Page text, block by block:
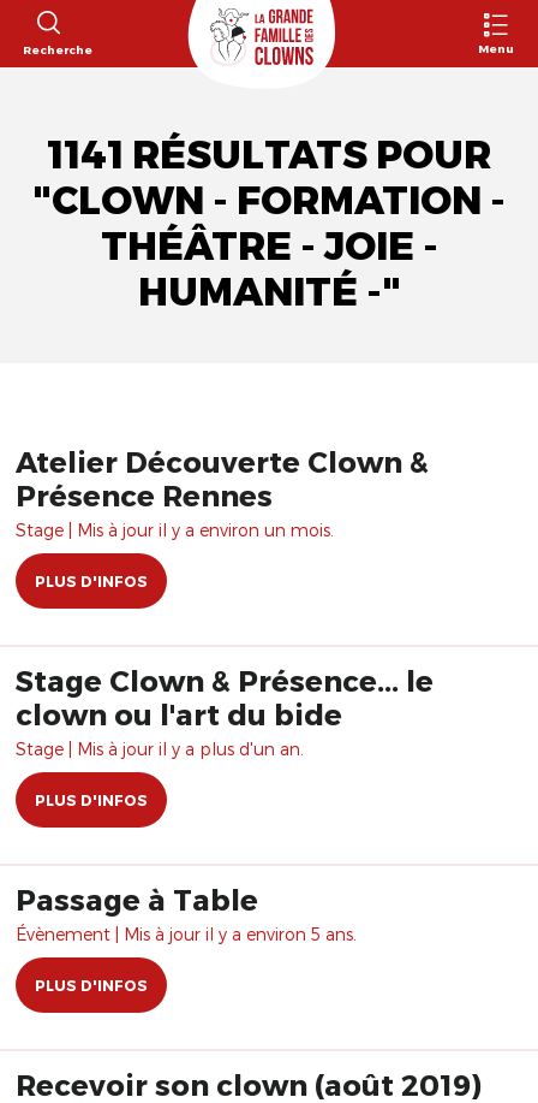
Recherche Menu
1141 RÉSULTATS POUR
"CLOWN - FORMATION -
THÉÂTRE - JOIE -
HUMANITÉ -"
Atelier Découverte Clown &
Présence Rennes
Stage | Mis à jour il y a environ un mois.
PLUS D'INFOS
Stage Clown & Présence... le
clown ou l'art du bide
Stage | Mis à jour il y a plus d'un an.
PLUS D'INFOS
Passage à Table
Évènement | Mis à jour il y a environ 5 ans.
PLUS D'INFOS
Recevoir son clown (août 2019)